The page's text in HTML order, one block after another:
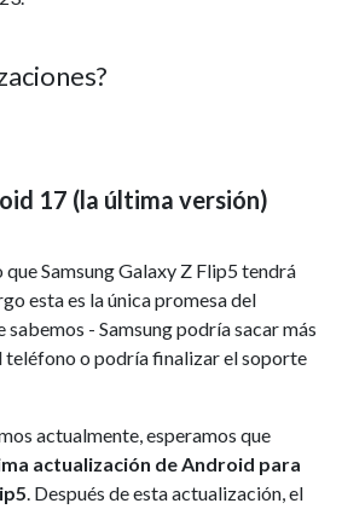
17 (la última versión)
Samsung Galaxy Z Flip5 tendrá
esta es la única promesa del
- Samsung podría sacar más
teléfono o podría finalizar el soporte
actualmente, esperamos que
actualización de Android para
. Después de esta actualización, el